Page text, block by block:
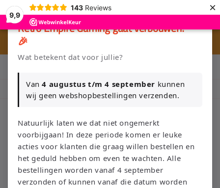
9,9
143 Reviews ×
Meteen
naar de
content
Klik Hier en Verkoop je Game of TCG collectie aan Retro Empire
Nieuw: zoek je Magic-deck automatisch op in onze voorraad.
Winkelwagen
Retro Empire Gaming gaat verbouwen!
🎉
Wat betekent dat voor jullie?
Van4 augustus t/m 4 september kunnen
wij geen webshopbestellingen verzenden.
Natuurlijk laten we dat niet ongemerkt
voorbijgaan! In deze periode komen er leuke
acties voor klanten die graag willen bestellen en
het geduld hebben om even te wachten. Alle
bestellingen worden vanaf 4 september
verzonden of kunnen vanaf die datum worden